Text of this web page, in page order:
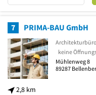
7 PRIMA-BAU GmbH
2,8 km
Architekturbüro
keine
Mühlenweg 8
89287